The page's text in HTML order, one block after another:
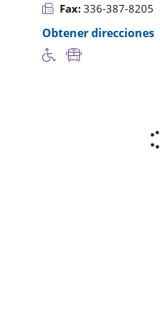
Fax: 336-387-8205
Obtener direcciones